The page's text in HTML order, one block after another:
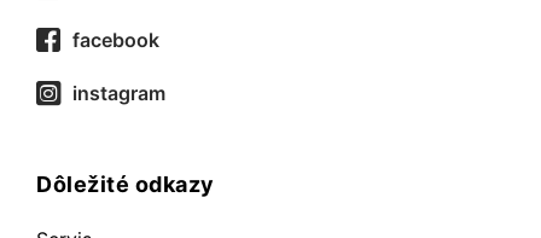
facebook
instagram
Dôležité odkazy